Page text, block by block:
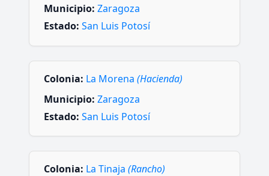
Municipio: Zaragoza
Estado: San Luis Potosí
Colonia: La Morena (Hacienda)
Municipio: Zaragoza
Estado: San Luis Potosí
Colonia: La Tinaja (Rancho)